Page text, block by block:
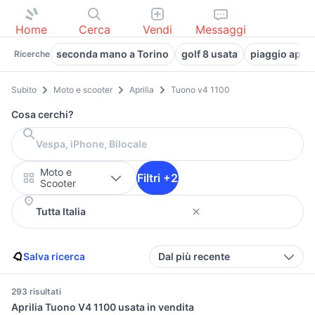
Home Cerca Vendi Messaggi
Ricerche seconda mano a Torino golf 8 usata piaggio ape
Subito Moto e scooter Aprilia Tuono v4 1100
Cosa cerchi?
Moto e
Scooter
Filtri +2
Salva ricerca Dal più recente
293 risultati
Aprilia Tuono V4 1100 usata in vendita